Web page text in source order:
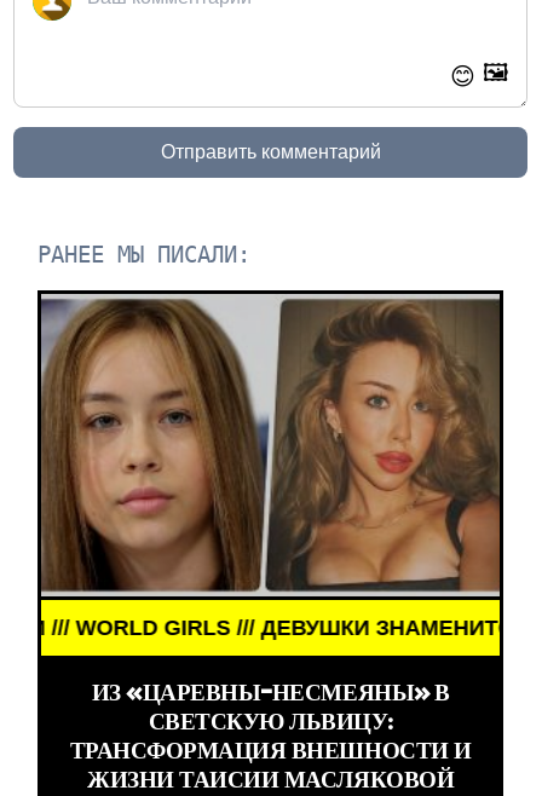
😊 🖼️
Отправить комментарий
РАНЕЕ МЫ ПИСАЛИ:
/// WORLD GIRLS /// ДЕВУШКИ
ИЗ «ЦАРЕВНЫ-НЕСМЕЯНЫ» В
СВЕТСКУЮ ЛЬВИЦУ:
ТРАНСФОРМАЦИЯ ВНЕШНОСТИ И
ЖИЗНИ ТАИСИИ МАСЛЯКОВОЙ